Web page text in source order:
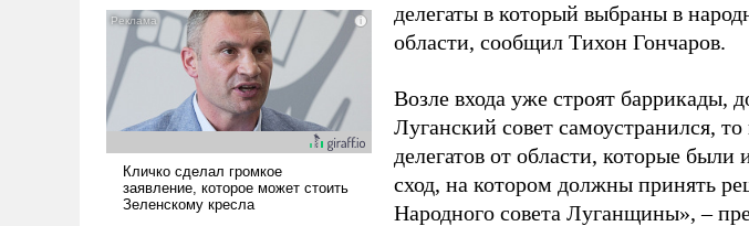
Сложившаяся ситуация
означает многолетний период
уязвимости США, например,
перед Китаем.
делегаты в который выбраны в
области, сообщил Тихон Гончаров.
Возле входа уже строят баррикады,
Луганский совет самоустранился,
делегатов от области, которые
сход, на котором должны принять
Народного совета Луганщины», –